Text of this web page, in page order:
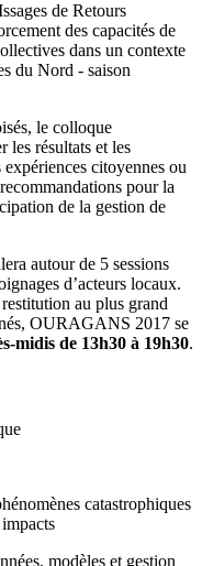
de Retours
des capacités de
dans un contexte
du Nord - saison
le colloque
résultats et les
citoyennes ou
pour la
de la gestion de
autour de 5 sessions
d’acteurs locaux.
au plus grand
OURAGANS 2017 se
midis de 13h30 à 19h30.
catastrophiques
modèles et gestion